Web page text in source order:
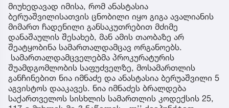
მიუხედავად იმისა, რომ ანასტასია
ბერუაშვილისათვის ცნობილი იყო გიგა ავალიანის
მიმართ ჩადენილი განსაკუთრებით მძიმე
დანაშაულის შესახებ, მან ამის თაობაზე არ
შეატყობინა სამართალდამცავ ორგანოებს.
სამართალდამცველებმა პროკურატურის
შუამდგომლობის საფუძველზე, მოსამართლის
განჩინებით ნია იმნაძე და ანასტასია ბერუაშვილი 5
აგვისტოს დააკავეს. ნია იმნაძეს ბრალდება
საქართველოს სისხლის სამართლის კოდექსის 25,